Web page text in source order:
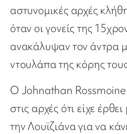
αστυνομικές αρχές
όταν οι γονείς της
ανακάλυψαν τον άντρα
ντουλάπα της κόρης
Ο Johnathan Rossmoine
στις αρχές ότι είχε
την Λουϊζιάνα για να